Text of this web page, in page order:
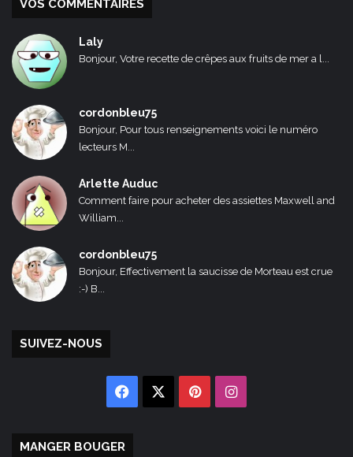
VOS COMMENTAIRES
Laly
Bonjour, Votre recette de crêpes aux fruits de mer a l...
cordonbleu75
Bonjour, Pour tous renseignements voici le numéro
lecteurs M...
Arlette Auduc
Comment faire pour acheter des assiettes Maxwell and
William...
cordonbleu75
Bonjour, Effectivement la saucisse de Morteau est crue
:-) B...
SUIVEZ-NOUS
Facebook PinterestInstagram
MANGER BOUGER